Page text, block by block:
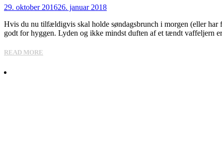
29. oktober 201626. januar 2018
Hvis du nu tilfældigvis skal holde søndagsbrunch i morgen (eller har
godt for hyggen. Lyden og ikke mindst duften af et tændt vaffeljern
READ MORE